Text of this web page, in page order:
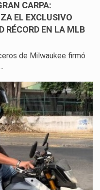
CARPA:
EL EXCLUSIVO
RÉCORD EN LA MLB
de Milwaukee firmó